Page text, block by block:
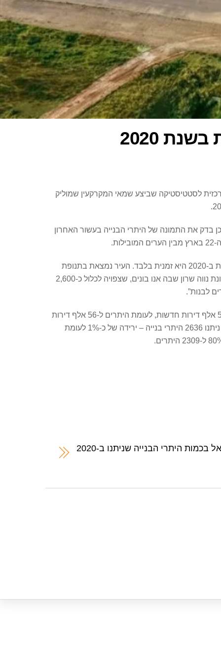
בשנת 2020 – כך עולה מניתוח נתוני הלשכה המרכזית לסטטיסטיקה שביצע שמאי המקרקעין שמוליק
בדק את התמונה של היתרי הבנייה בעשור האחרון
, “להערכתי הירידה בכמות היתרי הבנייה בנתיבות ב-2020 היא זמנית בלבד. העיר נמצאת בתנופת
בנייה ופיתוח, כשבעקבות הסכם הגג צפויות להיבנות בה בעשור הקרוב מעל ל-13,000 דירות. כיום חלק משמעותי ממנה בשכונת נווה שרון שבה אנו בונים, שצפויה לכלול כ-2,600
ברמה ארצית נרשמה בשנת 2020 ירידה של 8% במספר היתרי הבנייה שניתנו לדירות חדשות בישראל – ניתנו היתרים ל-51.6 אלף דירות חדשות, לעומת היתרים ל-56 אלף דירות
ב-2019. העיר תל אביב מובילה בכמות ההיתרים שניתנו בשנת 2020 עם 4037 – ירידה של 8% לעומת שנת 2019; בירושלים ניתנו 2636 היתרי בנייה – ירידה של כ-1% לעומת
היתרי הבנייה שניתנו ב-2020